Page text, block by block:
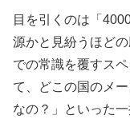
目を引くのは「
源かと見紛うほど
での常識を覆すス
て、どこの国のメ
なの？」といった